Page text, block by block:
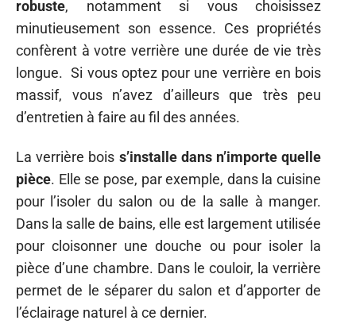
robuste, notamment si vous choisissez
minutieusement son essence. Ces propriétés
confèrent à votre verrière une durée de vie très
longue. Si vous optez pour une verrière en bois
massif, vous n’avez d’ailleurs que très peu
d’entretien à faire au fil des années.
La verrière bois s’installe dans n’importe quelle
pièce. Elle se pose, par exemple, dans la cuisine
pour l’isoler du salon ou de la salle à manger.
Dans la salle de bains, elle est largement utilisée
pour cloisonner une douche ou pour isoler la
pièce d’une chambre. Dans le couloir, la verrière
permet de le séparer du salon et d’apporter de
l’éclairage naturel à ce dernier.